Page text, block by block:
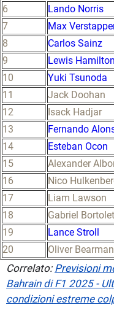
6
Lando Norris
7
Max
8
Carlos Sainz
9
Lewis Hamilton
10
Yuki Tsunoda
11
Jack Doohan
12
Isack Hadjar
13
Fernando
14
Esteban Ocon
15
Alexander
16
Nico
17
Liam Lawson
18
Gabriel
19
Lance Stroll
20
Oliver Bearman
Correlato: Previsioni
Bahrain di F1 2025 -
condizioni estreme